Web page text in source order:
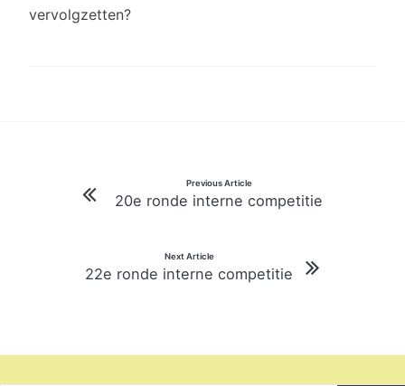
vervolgzetten?
navigatie
Previous Article
20e ronde interne competitie
Next Article
22e ronde interne competitie